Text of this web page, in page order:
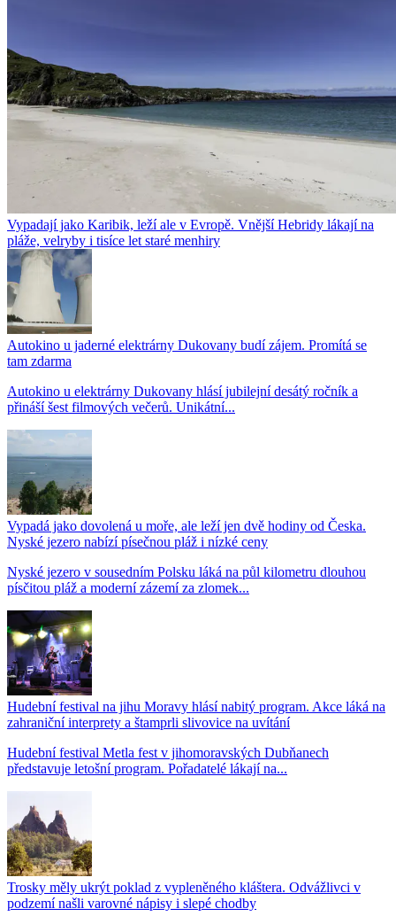
Vypadají jako Karibik, leží ale v Evropě. Vnější Hebridy lákají na
pláže, velryby i tisíce let staré menhiry
Autokino u jaderné elektrárny Dukovany budí zájem. Promítá se
tam zdarma
Autokino u elektrárny Dukovany hlásí jubilejní desátý ročník a
přináší šest filmových večerů. Unikátní...
Vypadá jako dovolená u moře, ale leží jen dvě hodiny od Česka.
Nyské jezero nabízí písečnou pláž i nízké ceny
Nyské jezero v sousedním Polsku láká na půl kilometru dlouhou
písčitou pláž a moderní zázemí za zlomek...
Hudební festival na jihu Moravy hlásí nabitý program. Akce láká na
zahraniční interprety a štamprli slivovice na uvítání
Hudební festival Metla fest v jihomoravských Dubňanech
představuje letošní program. Pořadatelé lákají na...
Trosky měly ukrýt poklad z vypleněného kláštera. Odvážlivci v
podzemí našli varovné nápisy i slepé chodby